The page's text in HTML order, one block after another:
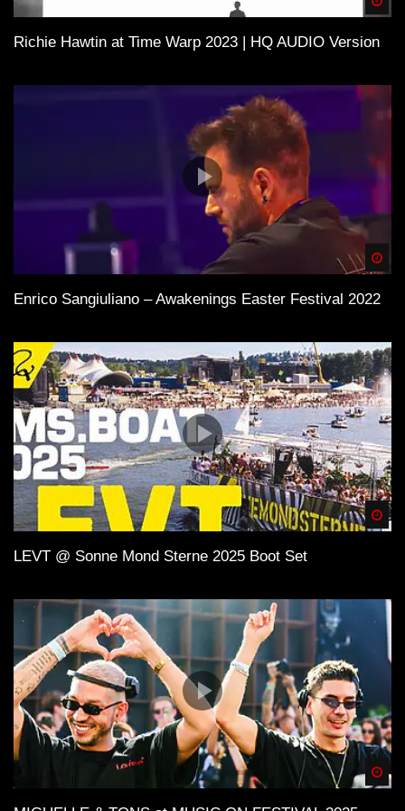
Richie Hawtin at Time Warp 2023 | HQ AUDIO Version
Enrico Sangiuliano – Awakenings Easter Festival 2022
LEVT @ Sonne Mond Sterne 2025 Boot Set